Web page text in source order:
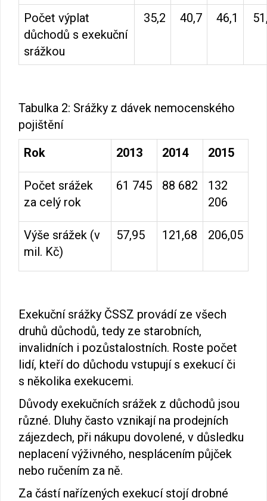
Počet výplat
důchodů s exekuční
srážkou
35,2 40,7 46,1
Tabulka 2: Srážky z dávek nemocenského
pojištění
Rok
2013 2014 2015
Počet srážek
za celý rok
61 745 88 682
132
206
Výše srážek (v
mil. Kč)
57,95 121,68 206,05
Exekuční srážky ČSSZ provádí ze všech
druhů důchodů, tedy ze starobních,
invalidních i pozůstalostních. Roste počet
lidí, kteří do důchodu vstupují s exekucí či
s několika exekucemi.
Důvody exekučních srážek z důchodů jsou
různé. Dluhy často vznikají na prodejních
zájezdech, při nákupu dovolené, v důsledku
neplacení výživného, nesplácením půjček
nebo ručením za ně.
Za částí nařízených exekucí stojí drobné